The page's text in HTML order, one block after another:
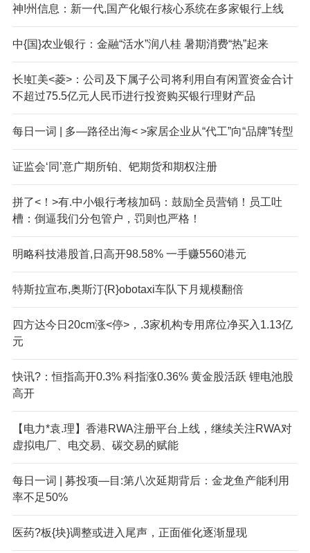
神!州信息：新一代,国产化银行核心系统在多家银行上线
中{国}农业银行：金融“活水”润八桂 暑期消费“热”起来
长!虹美<菱>：公司及下属子公司将利用自有闲置资金合计
不超过75.5亿元人民币进行投资购买银行理财产品
每日一词 | 多—路径出海< >家居企业从“代工”向“品牌”转型
证监会‘同’意广期所铂、钯期货和期权注册
拼了<！>有.中小银行考核加码：鼓励全员营销！员工吐
槽：倒逼我们分包管户，罚则也严格！
明略科技港股首,日高开98.58% 一手赚5560港元
特斯拉宣布,奥斯汀{R}obotaxi车队下月规模翻倍
四方达今日20cm涨<停>，.3家机构专用席位净买入1.13亿
元
快讯?：恒指高开0.3% 科指涨0.36% 黄金股活跃 锂电池股
高开
【电力*袁.理】香港RWA注册平台上线，继续关注RWA对
虚拟电厂、电交易、碳交易的赋能
每日一词 | 募投项—目:第八次延期背后：金龙鱼产能利用
率不足50%
医药?板{块}调整或进入尾声，正面催化逐渐显现